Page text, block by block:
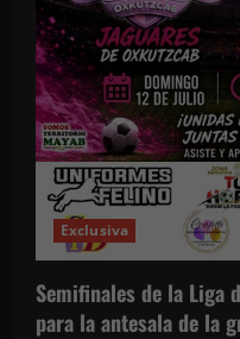
Exclusiva
Semifinales de la Liga
para la antesala de la